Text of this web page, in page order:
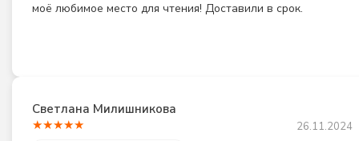
моё любимое место для чтения! Доставили в срок.
Светлана Милишникова
26.11.2024
★★★★★